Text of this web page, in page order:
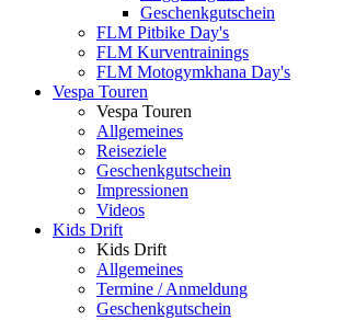
Geschenkgutschein
FLM Pitbike Day's
FLM Kurventrainings
FLM Motogymkhana Day's
Vespa Touren
Vespa Touren
Allgemeines
Reiseziele
Geschenkgutschein
Impressionen
Videos
Kids Drift
Kids Drift
Allgemeines
Termine / Anmeldung
Geschenkgutschein